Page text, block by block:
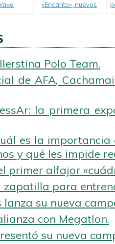
«Encanto», nuevos
Polo Team.
de AFA,
la primera
es la
y qué les impide
primer alfajor
para
su nueva
con Megatlon.
su nueva